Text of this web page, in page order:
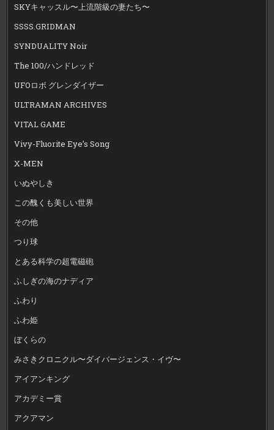
SKYキャッスル〜上流階級の妻たち〜
SSSS.GRIDMAN
SYNDUALITY Noir
The 100/ハンドレッド
UFOロボ グレンダイザー
ULTRAMAN ARCHIVES
VITAL GAME
Vivy-Fluorite Eye’s Song
X-MEN
いぬやしき
この醜くも美しい世界
その他
つり球
とある科学の超電磁砲
ふしぎの海のナディア
ふわり
ふわ姫
ぼくらの
みさきクロニクル〜ダイバージェンス・イヴ〜
アイアンキング
アカデミー賞
アクアマン